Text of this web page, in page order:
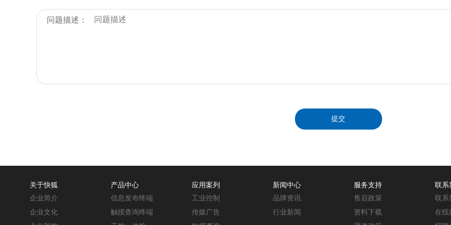
问题描述：
关于快狐
企业简介
企业文化
产品中心
信息发布终端
触摸查询终端
应用案列
工业控制
传媒广告
新闻中心
品牌资讯
行业新闻
服务支持
售后政策
资料下载
联系
联系
在线